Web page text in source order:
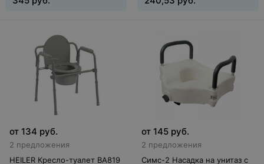
от 134 руб.
2 предложения
HEILER Кресло-туалет ВА819
от 145 руб.
2 предложения
Симс-2 Насадка на унитаз с